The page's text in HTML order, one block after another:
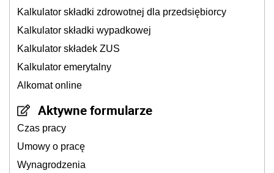
Kalkulator składki zdrowotnej dla przedsiębiorcy
Kalkulator składki wypadkowej
Kalkulator składek ZUS
Kalkulator emerytalny
Alkomat online
Aktywne formularze
Czas pracy
Umowy o pracę
Wynagrodzenia